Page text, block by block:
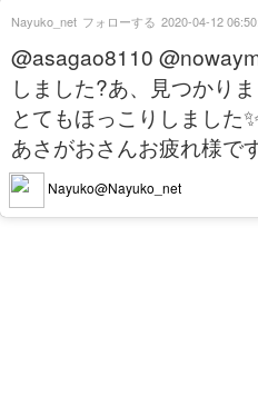
@asagao8110
しました?あ、見つかり
とてもほっこりしました
あさがおさんお疲れ様で
Nayuko@Nayuko_net
Nayuko_net フォローする 2020-04-12